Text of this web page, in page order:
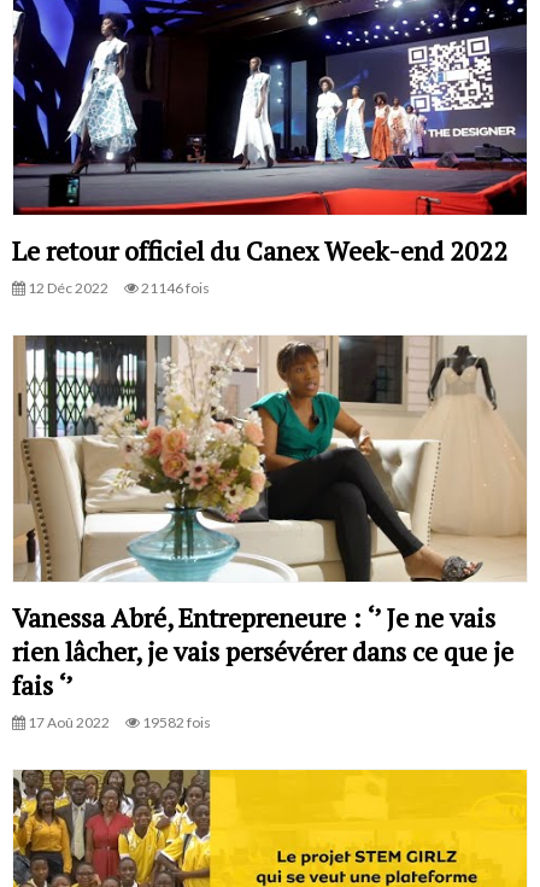
Le retour officiel du Canex Week-end 2022
12 Déc 2022 21146 fois
Vanessa Abré, Entrepreneure : ‘’ Je ne vais
rien lâcher, je vais persévérer dans ce que je
fais ‘’
17 Aoû 2022 19582 fois